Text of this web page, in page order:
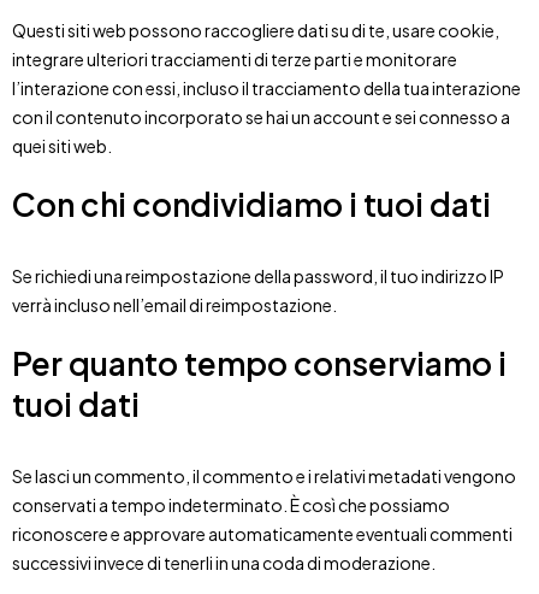
Questi siti web possono raccogliere dati su di te, usare cookie,
integrare ulteriori tracciamenti di terze parti e monitorare
l’interazione con essi, incluso il tracciamento della tua interazione
con il contenuto incorporato se hai un account e sei connesso a
quei siti web.
Con chi condividiamo i tuoi dati
Se richiedi una reimpostazione della password, il tuo indirizzo IP
verrà incluso nell’email di reimpostazione.
Per quanto tempo conserviamo i
tuoi dati
Se lasci un commento, il commento e i relativi metadati vengono
conservati a tempo indeterminato. È così che possiamo
riconoscere e approvare automaticamente eventuali commenti
successivi invece di tenerli in una coda di moderazione.